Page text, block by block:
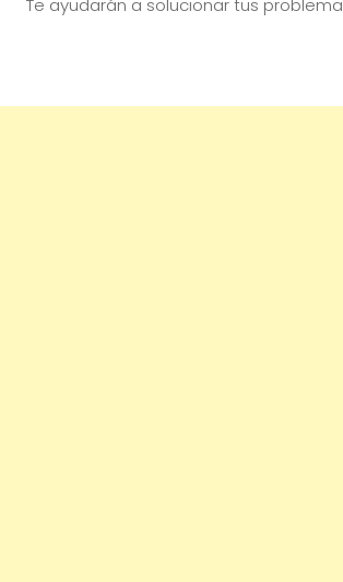
Te ayudarán a solucionar tus